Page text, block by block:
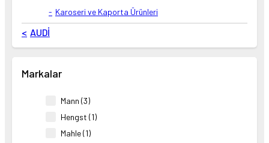
Karoseri ve Kaporta Ürünleri
AUDİ
Markalar
Mann (3)
Hengst (1)
Mahle (1)